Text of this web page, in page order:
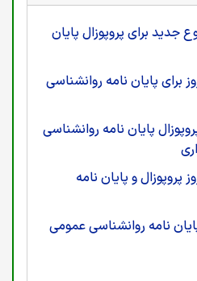
برای پروپوزال پایان
برای پایان نامه روانشناسی
پایان نامه روانشناسی
پروپوزال و پایان نامه
نامه روانشناسی عمومی